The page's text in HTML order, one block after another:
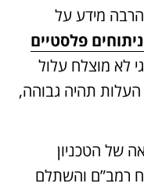
הרבה מידע על
פלסטיים
לא מוצלח עלול
העלות תהיה גבוהה,
של הטכניון
רמב”ם והשתלם